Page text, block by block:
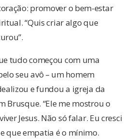
promover o bem-estar
“Quis criar algo que
tudo começou com uma
seu avô – um homem
e fundou a igreja da
Brusque. “Ele me mostrou o
Jesus. Não só falar. Eu cresci
que empatia é o mínimo.